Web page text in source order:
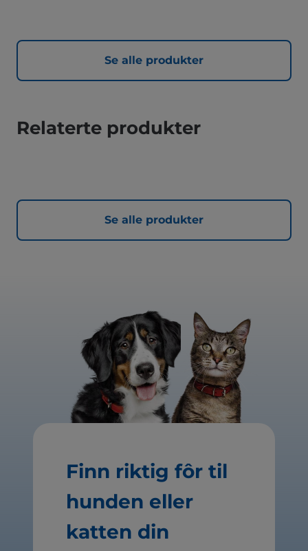
Se alle produkter
Relaterte produkter
Se alle produkter
Finn riktig fôr til
hunden eller
katten din